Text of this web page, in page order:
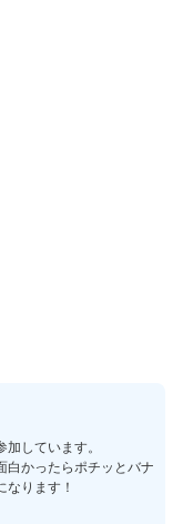
しています。
白かったらポチッとバナ
ります！